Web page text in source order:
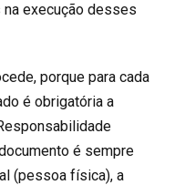
execução desses
porque para cada
é obrigatória a
é sempre
(pessoa física), a